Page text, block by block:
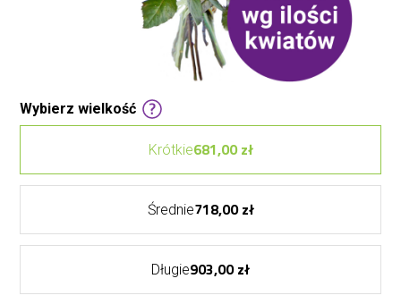
Wybierz wielkość
Krótkie681,00 zł
Średnie718,00 zł
Długie903,00 zł